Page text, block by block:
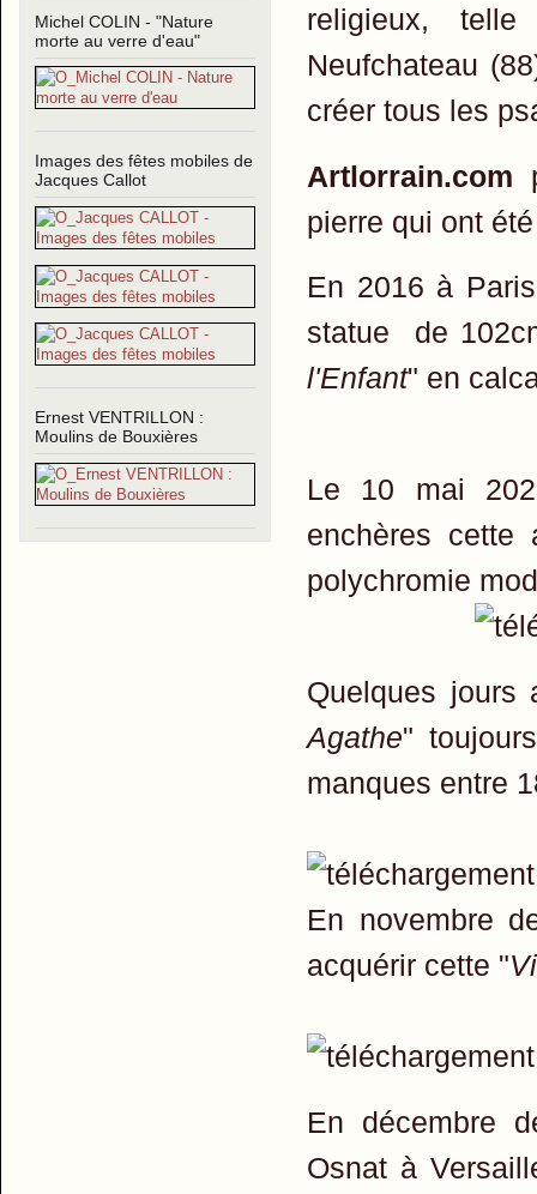
Michel COLIN - "Nature
morte au verre d'eau"
Images des fêtes mobiles de
Jacques Callot
Ernest VENTRILLON :
Moulins de Bouxières
religieux,
Neufchateau
créer tous les
Artlorrain.com
pierre qui ont
En 2016 à
statue de
l'Enfant" en
Le 10 mai
enchères cette
polychromie
Quelques jours
Agathe"
manques entre
En novembre
acquérir cette "
En décembre
Osnat à